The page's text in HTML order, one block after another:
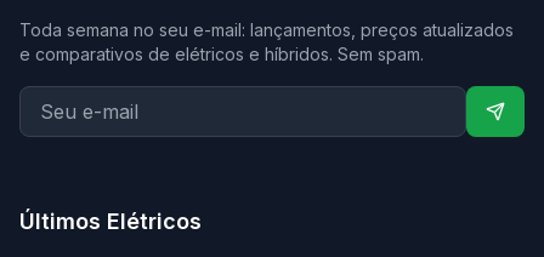
Toda semana no seu e-mail: lançamentos, preços atualizados
e comparativos de elétricos e híbridos. Sem spam.
Últimos Elétricos